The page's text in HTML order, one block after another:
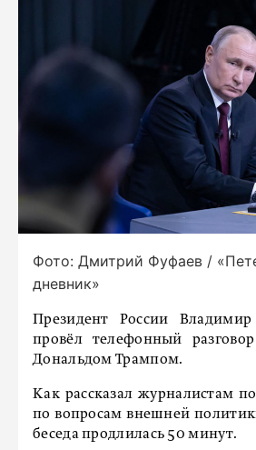
Фото: Дмитрий Фуфаев /
дневник»
Президент России
провёл телефонный
Дональдом Трампом.
Как рассказал журналистам
по вопросам внешней
беседа продлилась 50 минут.